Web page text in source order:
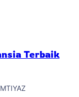
Terbaik